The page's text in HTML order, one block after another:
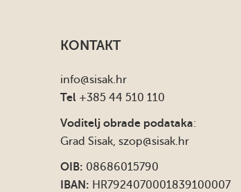
KONTAKT
info@sisak.hr
Tel +385 44 510 110
Voditelj obrade podataka:
Grad Sisak, szop@sisak.hr
OIB: 08686015790
IBAN: HR7924070001839100007